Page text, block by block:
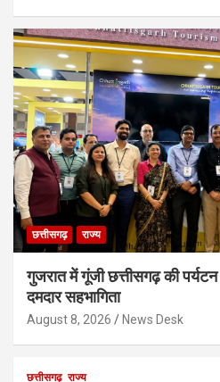
छत्तीसगढ़ राज्य
गुजरात में गूंजी छत्तीसगढ़ की
दमदार सहभागिता
August 8, 2026 News Desk
छत्तीसगढ़ राज्य